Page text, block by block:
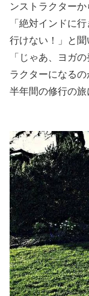
ンストラクターか
「絶対インドに
行けない！」と聞
「じゃあ、ヨガ
ラクターになるの
半年間の修行の旅